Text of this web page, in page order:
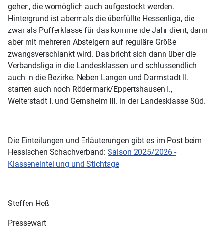
gehen, die womöglich auch aufgestockt werden.
Hintergrund ist abermals die überfüllte Hessenliga, die
zwar als Pufferklasse für das kommende Jahr dient, dann
aber mit mehreren Absteigern auf reguläre Größe
zwangsverschlankt wird. Das bricht sich dann über die
Verbandsliga in die Landesklassen und schlussendlich
auch in die Bezirke. Neben Langen und Darmstadt II.
starten auch noch Rödermark/Eppertshausen I.,
Weiterstadt I. und Gernsheim III. in der Landesklasse Süd.
Die Einteilungen und Erläuterungen gibt es im Post beim
Hessischen Schachverband: Saison 2025/2026 -
Klasseneinteilung und Stichtage
Steffen Heß
Pressewart